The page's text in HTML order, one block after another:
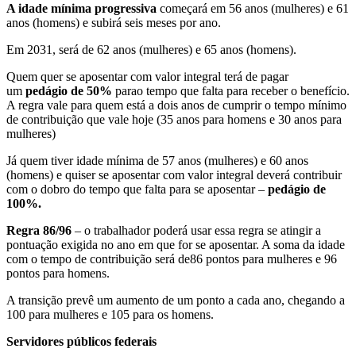
A idade mínima progressiva começará em 56 anos (mulheres) e 61
anos (homens) e subirá seis meses por ano.
Em 2031, será de 62 anos (mulheres) e 65 anos (homens).
Quem quer se aposentar com valor integral terá de pagar
um pedágio de 50% parao tempo que falta para receber o benefício.
A regra vale para quem está a dois anos de cumprir o tempo mínimo
de contribuição que vale hoje (35 anos para homens e 30 anos para
mulheres)
Já quem tiver idade mínima de 57 anos (mulheres) e 60 anos
(homens) e quiser se aposentar com valor integral deverá contribuir
com o dobro do tempo que falta para se aposentar – pedágio de
100%.
Regra 86/96 – o trabalhador poderá usar essa regra se atingir a
pontuação exigida no ano em que for se aposentar. A soma da idade
com o tempo de contribuição será de86 pontos para mulheres e 96
pontos para homens.
A transição prevê um aumento de um ponto a cada ano, chegando a
100 para mulheres e 105 para os homens.
Servidores públicos federais